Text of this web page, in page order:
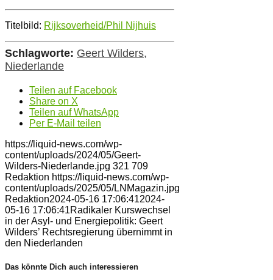
Titelbild: Rijksoverheid/Phil Nijhuis
Schlagworte: Geert Wilders,
Niederlande
Teilen auf Facebook
Share on X
Teilen auf WhatsApp
Per E-Mail teilen
https://liquid-news.com/wp-
content/uploads/2024/05/Geert-
Wilders-Niederlande.jpg 321 709
Redaktion https://liquid-news.com/wp-
content/uploads/2025/05/LNMagazin.jpg
Redaktion2024-05-16 17:06:412024-
05-16 17:06:41Radikaler Kurswechsel
in der Asyl- und Energiepolitik: Geert
Wilders’ Rechtsregierung übernimmt in
den Niederlanden
Das könnte Dich auch interessieren